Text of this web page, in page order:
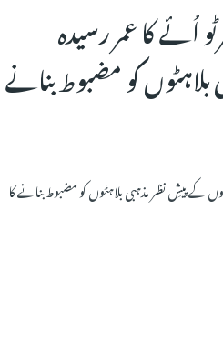
اُئے کا عمر رسیدہ
کو مضبوط بنانے
کے پیشِ نظر مذہبی بلاہٹوں کو مضبوط بنانے کا